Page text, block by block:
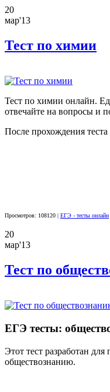
20
мар'13
Тест по химии
Тест по химии онлайн.
отвечайте на вопросы и
После прохождения
Просмотров: 108120 | ЕГЭ - тесты онлайн
20
мар'13
Тест по
ЕГЭ тесты:
Этот тест разработан
обществознанию.